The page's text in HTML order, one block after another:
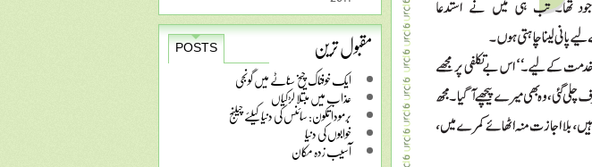
مقبول ترین
POSTS
ایک خوفناک چیخ سناٹے میں گونجی
عذاب میں مبتلا لڑکیاں
برمودا تکون: سائنس کی دنیا کیلئے چیلنج
خوابوں کی دنیا
آسیب زدہ مکان